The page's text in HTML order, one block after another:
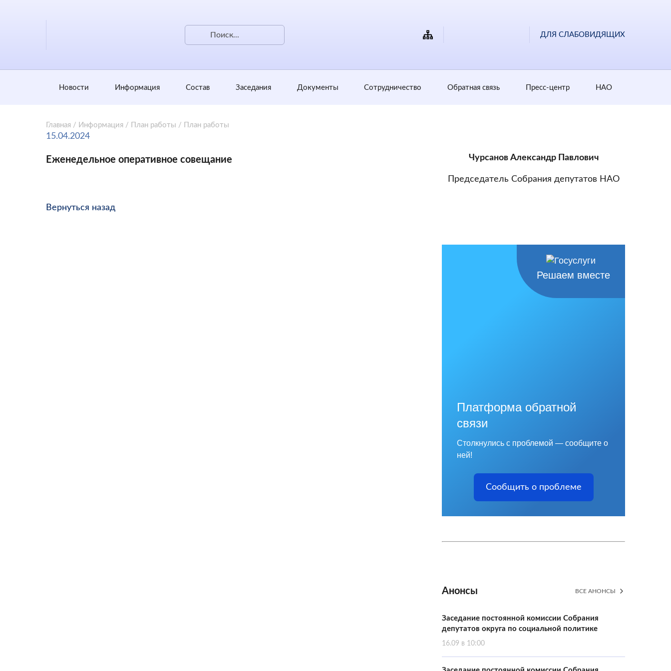
ДЛЯ СЛАБОВИДЯЩИХ
Новости Информация Состав Заседания Документы Сотрудничество Обратная cвязь Пресс-центр НАО
Главная / Информация / План работы / План работы
15.04.2024
Еженедельное оперативное совещание
Вернуться назад
Чурсанов Александр Павлович
Председатель Собрания депутатов НАО
Решаем вместе
Платформа обратной
связи
Столкнулись с проблемой — сообщите о
ней!
Сообщить о проблеме
Анонсы ВСЕ АНОНСЫ
Заседание постоянной комиссии Собрания
депутатов округа по социальной политике
16.09 в 10:00